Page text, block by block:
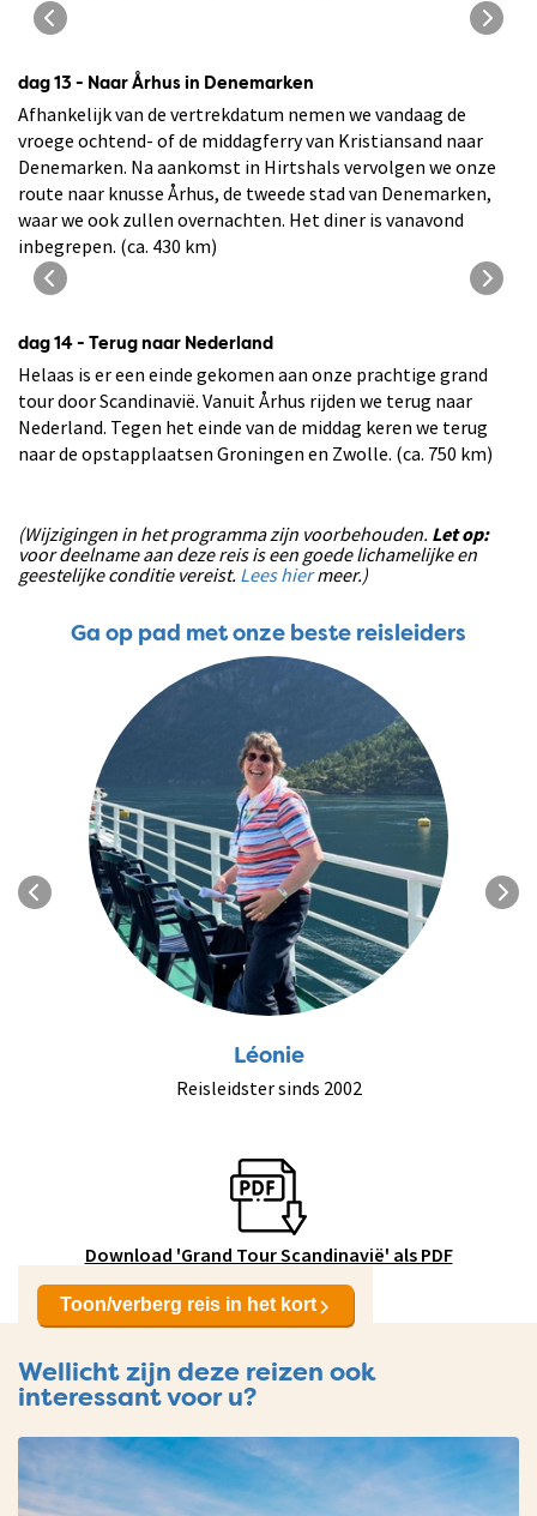
dag 13 - Naar Århus in Denemarken
Afhankelijk van de vertrekdatum nemen we vandaag de
vroege ochtend- of de middagferry van Kristiansand naar
Denemarken. Na aankomst in Hirtshals vervolgen we onze
route naar knusse Århus, de tweede stad van Denemarken,
waar we ook zullen overnachten. Het diner is vanavond
inbegrepen. (ca. 430 km)
Zicht op Århus aan het water
dag 14 - Terug naar Nederland
Helaas is er een einde gekomen aan onze prachtige grand
tour door Scandinavië. Vanuit Århus rijden we terug naar
Nederland. Tegen het einde van de middag keren we terug
naar de opstapplaatsen Groningen en Zwolle. (ca. 750 km)
(Wijzigingen in het programma zijn voorbehouden. Let op:
voor deelname aan deze reis is een goede lichamelijke en
geestelijke conditie vereist. Lees hiermeer.)
Ga op pad met onze beste reisleiders
Léonie
Reisleidster sinds 2002
Download 'Grand Tour Scandinavië' als PDF
Toon/verberg reis in het kort
Wellicht zijn deze reizen ook
interessant voor u?